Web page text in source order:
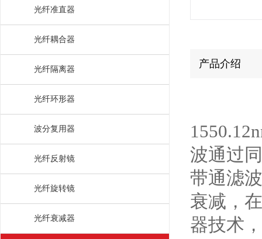
光纤准直器
光纤耦合器
光纤隔离器
光纤环形器
波分复用器
光纤反射镜
光纤旋转镜
光纤衰减器
产品介绍
波通过
带通滤
衰减，
器技术